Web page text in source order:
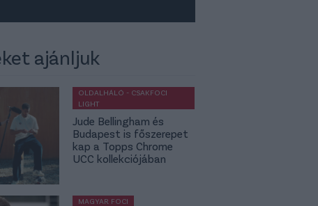
ajánljuk
OLDALHÁLÓ - CSAKFOCI
LIGHT
Jude Bellingham és
Budapest is főszerepet
kap a Topps Chrome
UCC kollekciójában
MAGYAR FOCI